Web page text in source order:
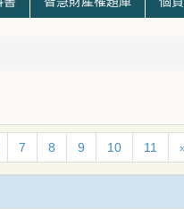
7 8 9 10 11